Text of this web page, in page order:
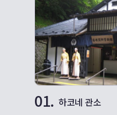
01. 하코네 관소